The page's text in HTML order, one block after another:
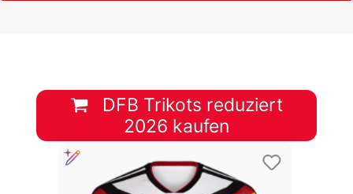
DFB Trikots reduziert
2026 kaufen